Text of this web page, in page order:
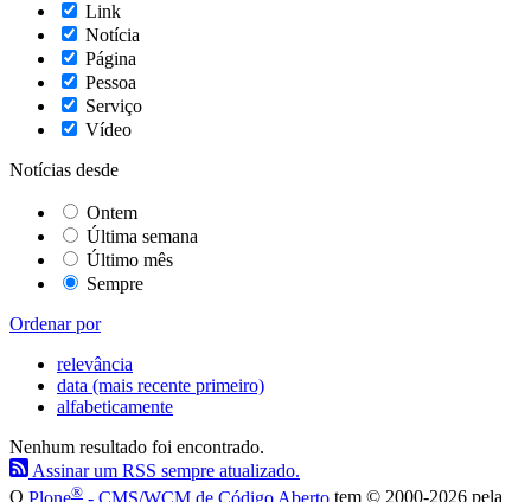
Link
Notícia
Página
Pessoa
Serviço
Vídeo
Notícias desde
Ontem
Última semana
Último mês
Sempre
Ordenar por
relevância
data (mais recente primeiro)
alfabeticamente
Nenhum resultado foi encontrado.
Assinar um RSS sempre atualizado.
O Plone® - CMS/WCM de Código Aberto tem © 2000-2026 pela